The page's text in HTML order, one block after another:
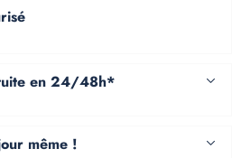
en 24/48h*
même !